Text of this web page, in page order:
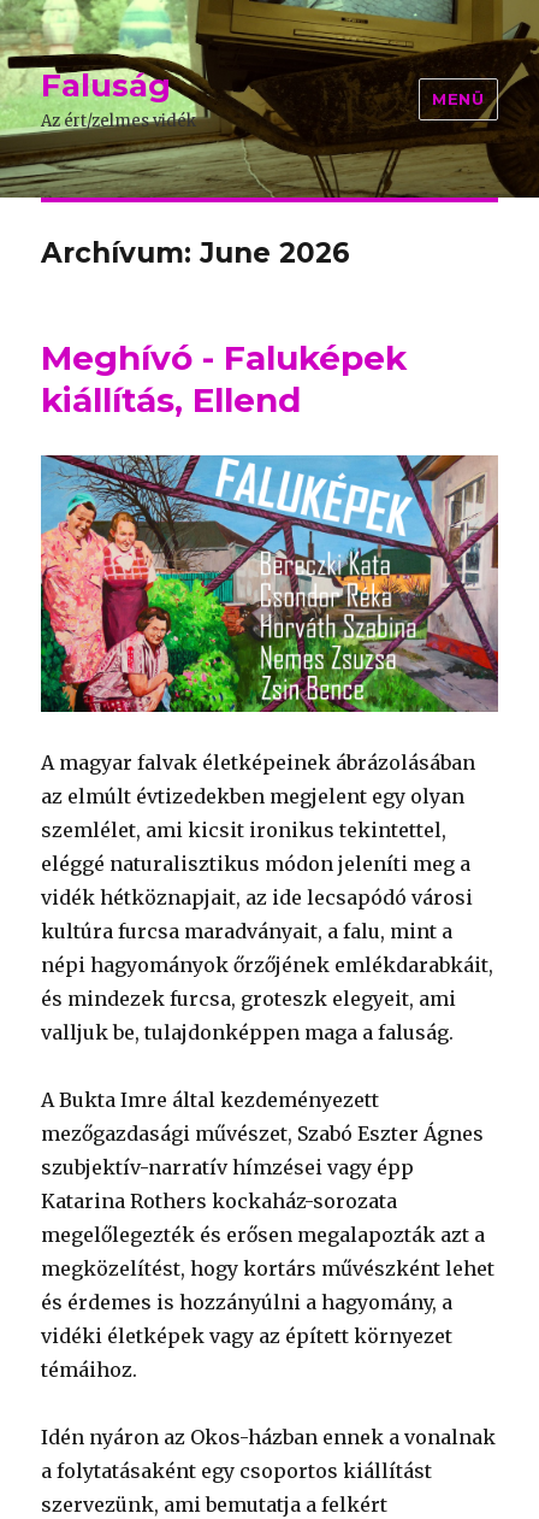
Faluság
Az ért/zelmes vidék
MENÜ
Archívum: June 2026
Meghívó - Faluképek
kiállítás, Ellend
A magyar falvak életképeinek ábrázolásában
az elmúlt évtizedekben megjelent egy olyan
szemlélet, ami kicsit ironikus tekintettel,
eléggé naturalisztikus módon jeleníti meg a
vidék hétköznapjait, az ide lecsapódó városi
kultúra furcsa maradványait, a falu, mint a
népi hagyományok őrzőjének emlékdarabkáit,
és mindezek furcsa, groteszk elegyeit, ami
valljuk be, tulajdonképpen maga a faluság.
A Bukta Imre által kezdeményezett
mezőgazdasági művészet, Szabó Eszter Ágnes
szubjektív-narratív hímzései vagy épp
Katarina Rothers kockaház-sorozata
megelőlegezték és erősen megalapozták azt a
megközelítést, hogy kortárs művészként lehet
és érdemes is hozzányúlni a hagyomány, a
vidéki életképek vagy az épített környezet
témáihoz.
Idén nyáron az Okos-házban ennek a vonalnak
a folytatásaként egy csoportos kiállítást
szervezünk, ami bemutatja a felkért